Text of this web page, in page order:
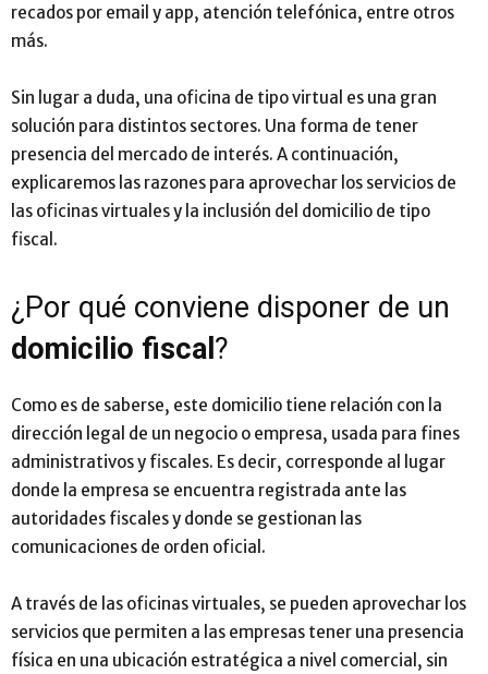
recados por email y app, atención telefónica, entre otros
más.
Sin lugar a duda, una oficina de tipo virtual es una gran
solución para distintos sectores. Una forma de tener
presencia del mercado de interés. A continuación,
explicaremos las razones para aprovechar los servicios de
las oficinas virtuales y la inclusión del domicilio de tipo
fiscal.
¿Por qué conviene disponer de un
domicilio fiscal ?
Como es de saberse, este domicilio tiene relación con la
dirección legal de un negocio o empresa, usada para fines
administrativos y fiscales. Es decir, corresponde al lugar
donde la empresa se encuentra registrada ante las
autoridades fiscales y donde se gestionan las
comunicaciones de orden oficial.
A través de las oficinas virtuales, se pueden aprovechar los
servicios que permiten a las empresas tener una presencia
física en una ubicación estratégica a nivel comercial, sin